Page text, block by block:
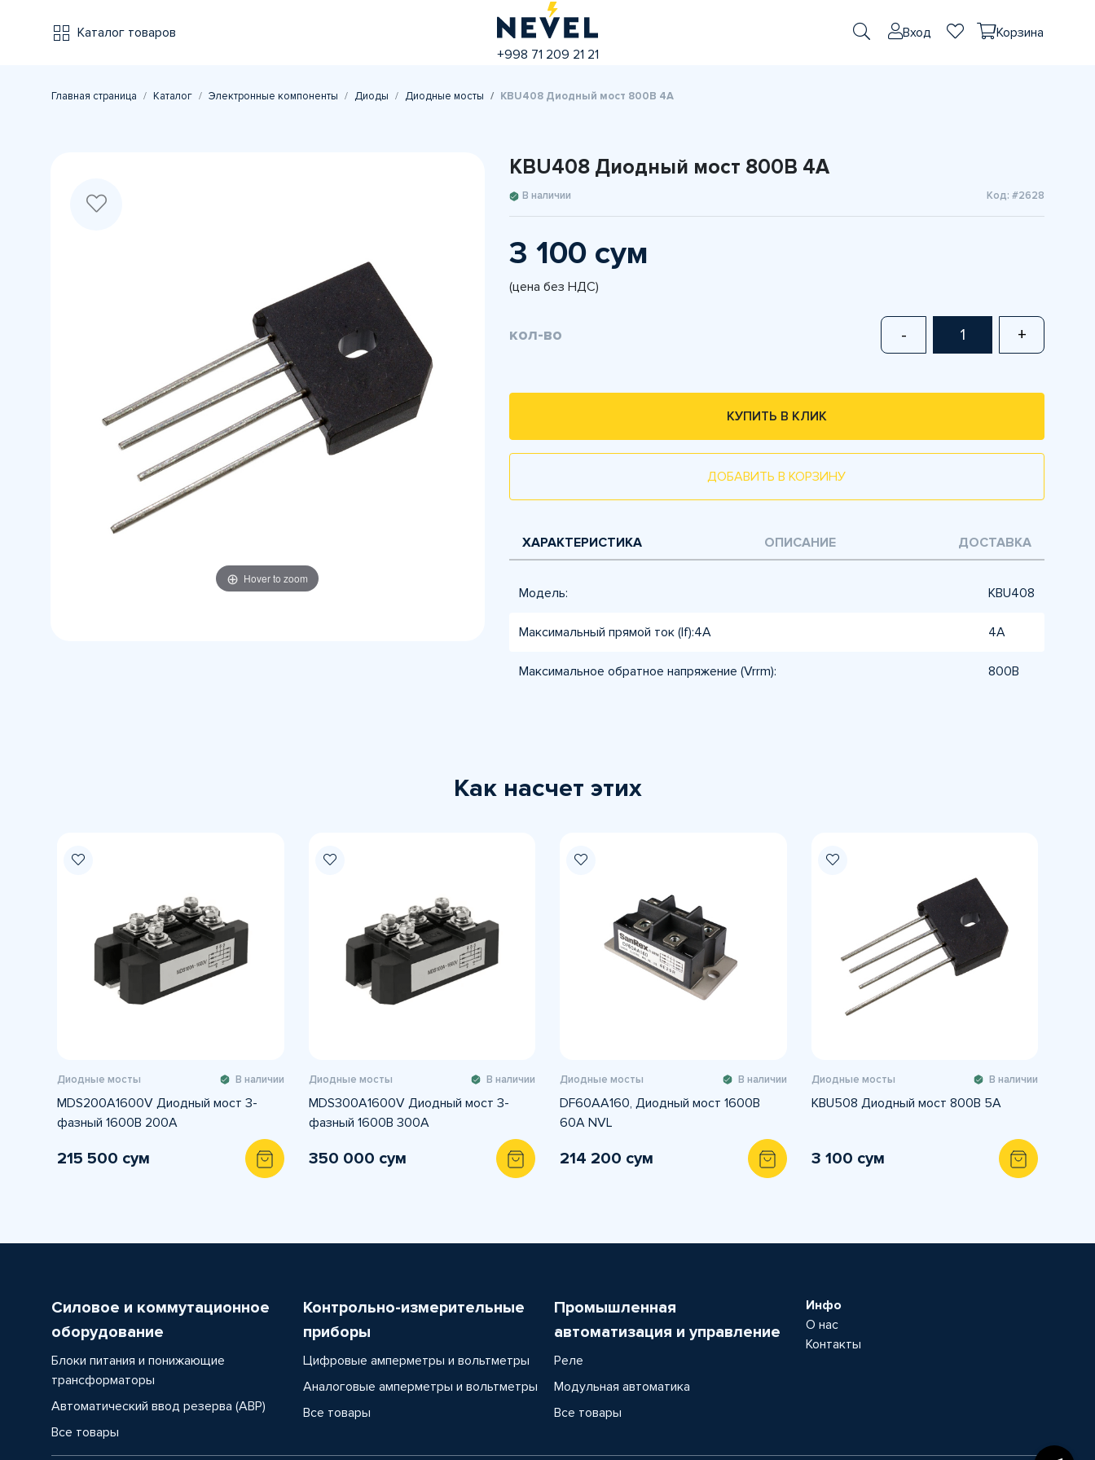
Каталог товаров
+998 71 209 21 21
Вход Корзина
Главная страница Каталог Электронные компоненты Диоды Диодные мосты KBU408 Диодный мост 800В 4A
Hover to zoom
KBU408 Диодный мост 800В 4A
В наличии Код: #2628
3 100 сум
(цена без НДС)
кол-во - +
КУПИТЬ В КЛИК
ДОБАВИТЬ В КОРЗИНУ
ХАРАКТЕРИСТИКА ОПИСАНИЕ ДОСТАВКА
Модель: KBU408
Максимальный прямой ток (If):4А 4А
Максимальное обратное напряжение (Vrrm): 800В
Как насчет этих
Диодные мосты В наличии
MDS200A1600V Диодный мост 3-
фазный 1600В 200А
215 500 сум
Диодные мосты В наличии
MDS300A1600V Диодный мост 3-
фазный 1600В 300А
350 000 сум
Диодные мосты В наличии
DF60AA160, Диодный мост 1600В
60А NVL
214 200 сум
Диодные мосты В наличии
KBU508 Диодный мост 800В 5A
3 100 сум
Силовое и коммутационное
оборудование
Блоки питания и понижающие
трансформаторы
Автоматический ввод резерва (АВР)
Все товары
Контрольно-измерительные
приборы
Цифровые амперметры и вольтметры
Аналоговые амперметры и вольтметры
Все товары
Промышленная
автоматизация и управление
Реле
Модульная автоматика
Все товары
Инфо
О нас
Контакты